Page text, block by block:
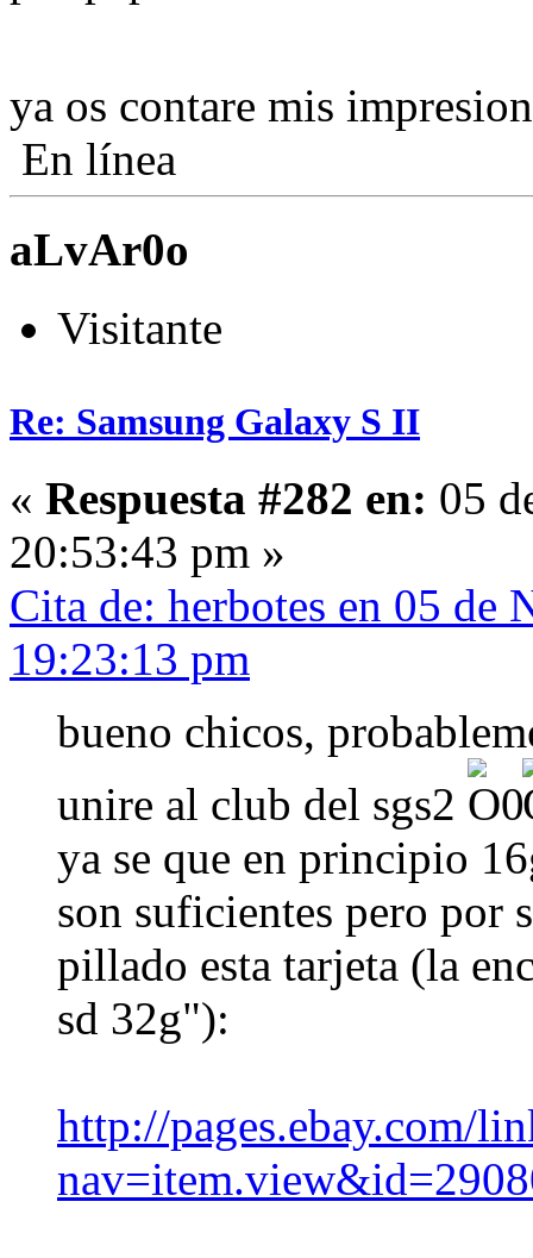
ya os contare mis
En línea
aLvAr0o
Visitante
Re: Samsung Galaxy S II
« Respuesta #282 en: 05
20:53:43 pm »
Cita de: herbotes en 05 de
19:23:13 pm
bueno chicos,
unire al club del sgs2
ya se que en principio
son suficientes pero por
pillado esta tarjeta (la
sd 32g"):
http://pages.ebay.com/